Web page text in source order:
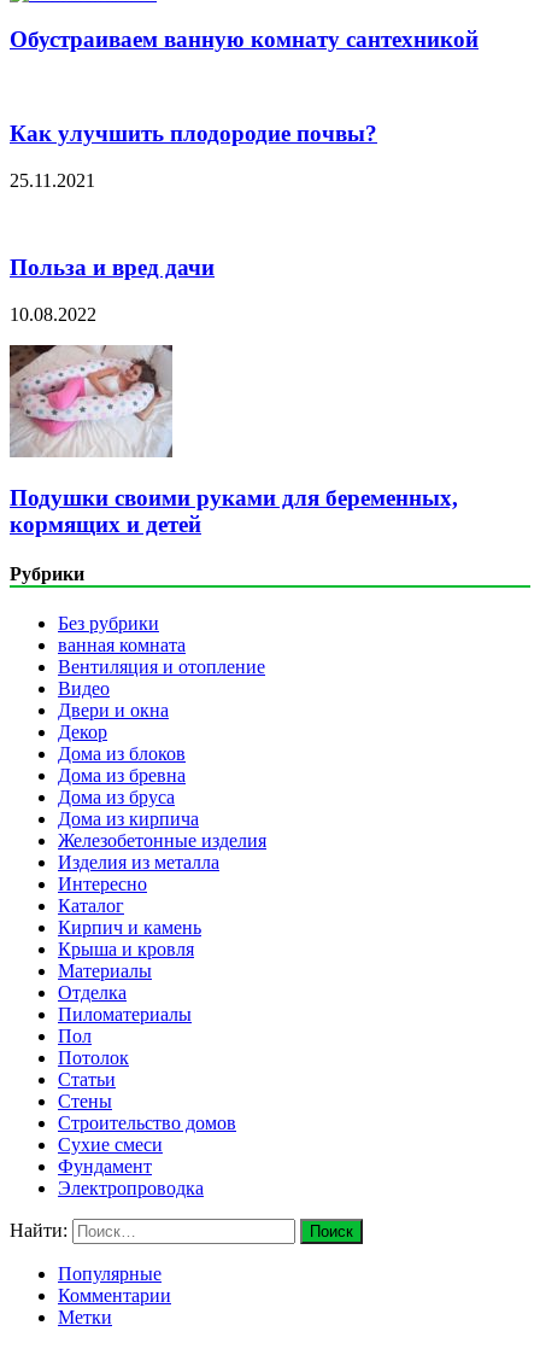
Обустраиваем ванную комнату сантехникой
Как улучшить плодородие почвы?
25.11.2021
Польза и вред дачи
10.08.2022
Подушки своими руками для беременных,
кормящих и детей
Рубрики
Без рубрики
ванная комната
Вентиляция и отопление
Видео
Двери и окна
Декор
Дома из блоков
Дома из бревна
Дома из бруса
Дома из кирпича
Железобетонные изделия
Изделия из металла
Интересно
Каталог
Кирпич и камень
Крыша и кровля
Материалы
Отделка
Пиломатериалы
Пол
Потолок
Статьи
Стены
Строительство домов
Сухие смеси
Фундамент
Электропроводка
Найти:
Популярные
Комментарии
Метки